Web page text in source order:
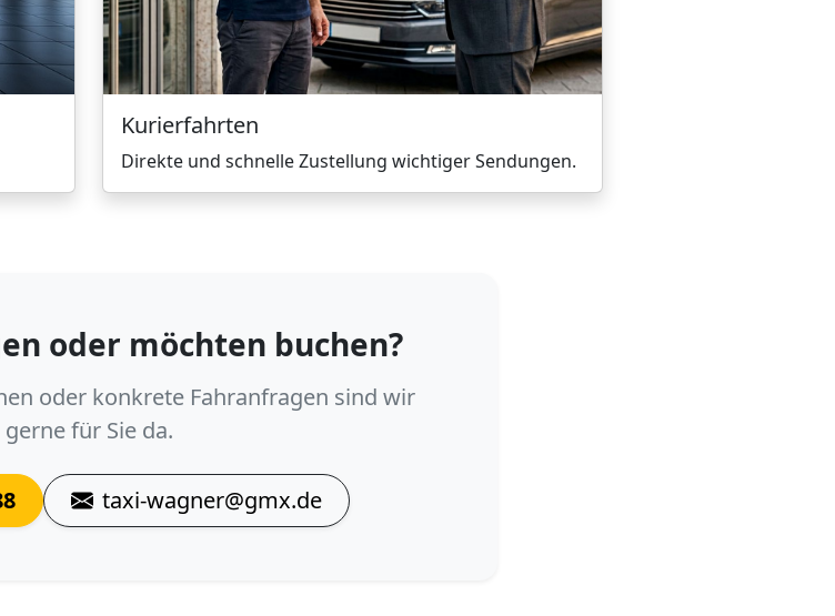
Kurierfahrten
Direkte und schnelle Zustellung wichtiger Sendungen.
oder möchten buchen?
oder konkrete Fahranfragen sind wir
gerne für Sie da.
taxi-wagner@gmx.de